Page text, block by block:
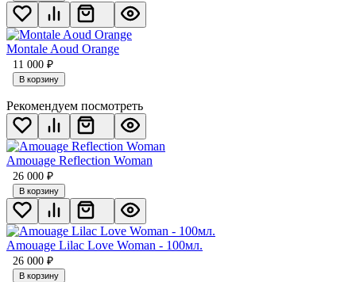
Montale Aoud Orange
11 000 ₽
В корзину
Рекомендуем посмотреть
Amouage Reflection Woman
26 000 ₽
В корзину
Amouage Lilac Love Woman - 100мл.
26 000 ₽
В корзину